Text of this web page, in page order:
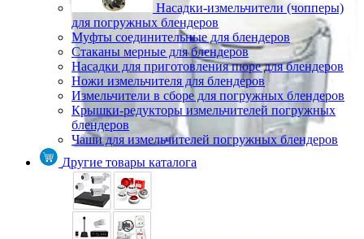
Насадки-измельчители (чопперы)
для погружных блендеров
Муфты соединительные для блендеров
Стаканы мерные для блендеров
Насадки для приготовления пюре для блендеров
Ножи измельчителя для блендеров
Измельчители в сборе для погружных блендеров
Крышки-редукторы измельчителей погружных
блендеров
Чаши для измельчителей погружных блендеров
Другие товары каталога